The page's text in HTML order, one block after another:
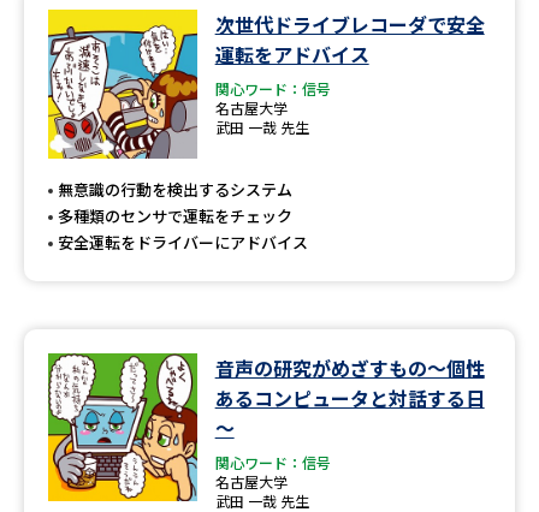
次世代ドライブレコーダで安全
運転をアドバイス
関心ワード：信号
名古屋大学
武田 一哉 先生
無意識の行動を検出するシステム
多種類のセンサで運転をチェック
安全運転をドライバーにアドバイス
音声の研究がめざすもの～個性
あるコンピュータと対話する日
～
関心ワード：信号
名古屋大学
武田 一哉 先生